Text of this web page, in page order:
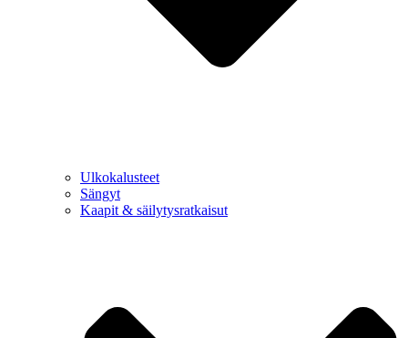
Ulkokalusteet
Sängyt
Kaapit & säilytysratkaisut